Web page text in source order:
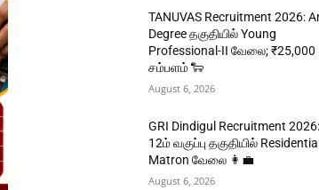
TANUVAS Recruitment 2026:
Degree தகுதியில் Young
Professional-II வேலை; ₹25,000
சம்பளம் 🐑
August 6, 2026
GRI Dindigul Recruitment 2026:
12ம் வகுப்பு தகுதியில் Residential
Matron வேலை 👩‍💼
August 6, 2026